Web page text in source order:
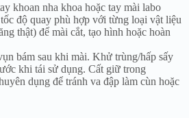
khoan nha khoa hoặc tay mài labo
độ quay phù hợp với từng loại vật liệu
thật) để mài cắt, tạo hình hoặc hoàn
bám sau khi mài. Khử trùng/hấp sấy
khi tái sử dụng. Cất giữ trong
dụng để tránh va đập làm cùn hoặc